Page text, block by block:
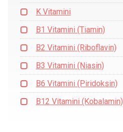
K Vitamini
B1 Vitamini (Tiamin)
B2 Vitamini (Riboflavin)
B3 Vitamini (Niasin)
B6 Vitamini (Piridoksin)
B12 Vitamini (Kobalamin)